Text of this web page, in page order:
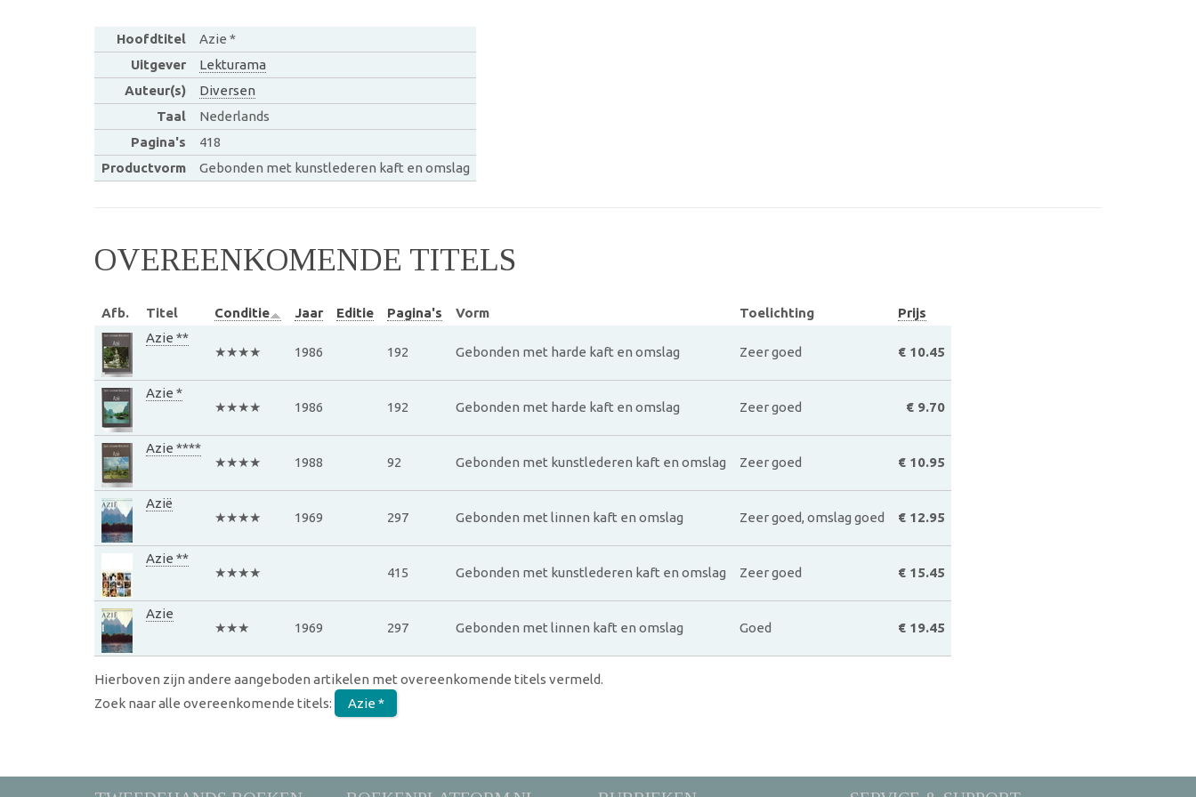
Hoofdtitel
Azie *
Uitgever
Lekturama
Auteur(s)
Diversen
Taal
Nederlands
Pagina's
418
Productvorm
Gebonden met kunstlederen kaft en omslag
OVEREENKOMENDE TITELS
Afb. Titel Conditie Jaar Editie Pagina's Vorm Toelichting
Prijs
Azie **
★★★★
1986 192 Gebonden met harde kaft en omslag Zeer goed € 10.45
Azie *
★★★★
1986 192 Gebonden met harde kaft en omslag Zeer goed € 9.70
Azie ****
★★★★
1988 92 Gebonden met kunstlederen kaft en omslag Zeer goed € 10.95
Azië
★★★★
1969 297 Gebonden met linnen kaft en omslag Zeer goed, omslag goed € 12.95
Azie **
★★★★
415 Gebonden met kunstlederen kaft en omslag Zeer goed € 15.45
Azie
★★★
1969 297 Gebonden met linnen kaft en omslag Goed € 19.45
Hierboven zijn andere aangeboden artikelen met overeenkomende titels vermeld.
Zoek naar alle overeenkomende titels:
Azie *